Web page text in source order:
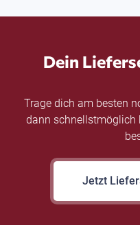
Dein
Trage dich am besten
dann schnellstmöglich
Jetzt